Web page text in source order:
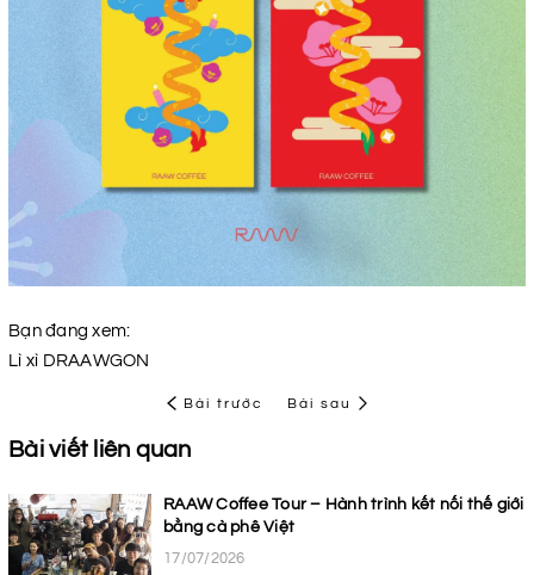
Bạn đang xem:
Lì xì DRAAWGON
Bài trước Bài sau
Bài viết liên quan
RAAW Coffee Tour – Hành trình kết nối thế giới
bằng cà phê Việt
17/07/2026